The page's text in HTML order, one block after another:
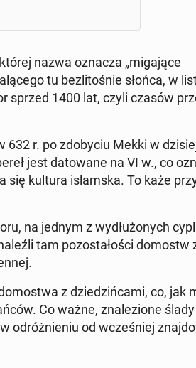
nazwa oznacza „mi­ga­ją­ce
tu bez­li­to­śnie słońca, w
sprzed 1400 lat, czyli czasów
632 r. po zdo­by­ciu Mekki w
jest da­to­wa­ne na VI w., co
się kultura is­lam­ska. To każe
na jednym z wy­dłu­żo­nych
tam po­zo­sta­ło­ści domostw
z dzie­dziń­ca­mi, co, jak
Co ważne, zna­le­zio­ne ślady
w od­róż­nie­niu od wcze­śniej